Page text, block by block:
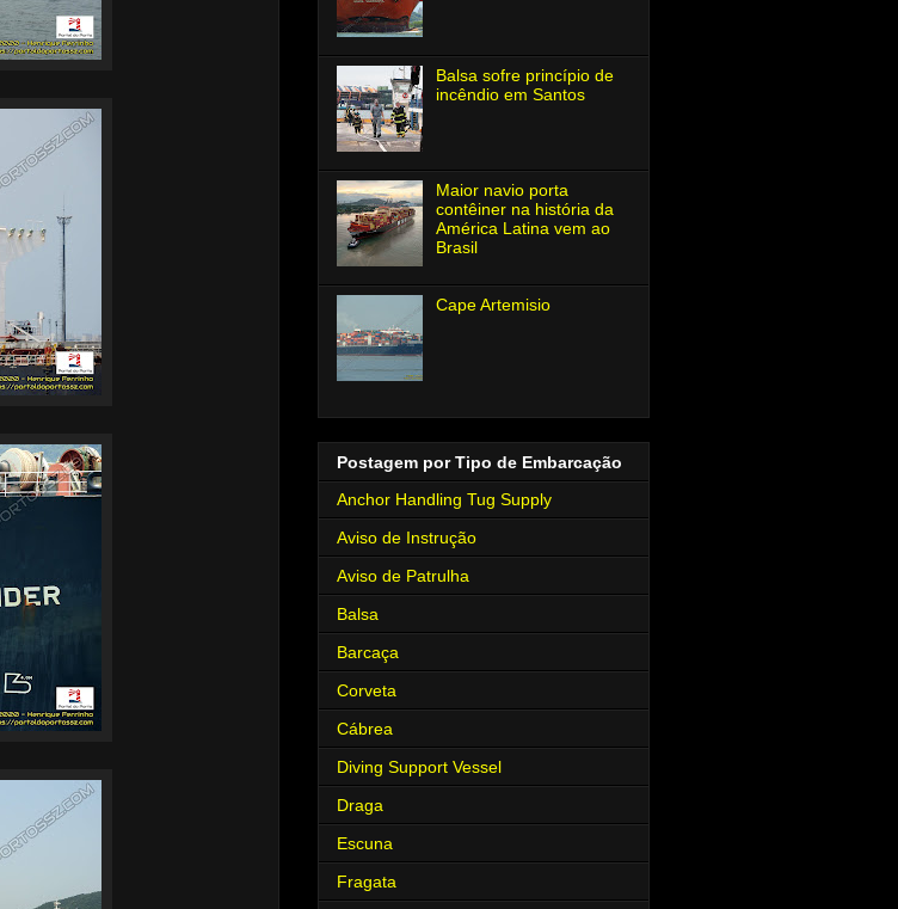
Balsa sofre princípio de
incêndio em Santos
Maior navio porta
contêiner na história da
América Latina vem ao
Brasil
Cape Artemisio
Postagem por Tipo de Embarcação
Anchor Handling Tug Supply
Aviso de Instrução
Aviso de Patrulha
Balsa
Barcaça
Corveta
Cábrea
Diving Support Vessel
Draga
Escuna
Fragata